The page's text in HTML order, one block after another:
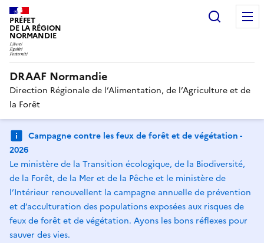
PRÉFET
DE LA RÉGION
NORMANDIE
DRAAF Normandie
Direction Régionale de l’Alimentation, de l’Agriculture et de
la Forêt
Campagne contre les feux de forêt et de végétation -
2026
Le ministère de la Transition écologique, de la Biodiversité,
de la Forêt, de la Mer et de la Pêche et le ministère de
l’Intérieur renouvellent la campagne annuelle de prévention
et d’acculturation des populations exposées aux risques de
feux de forêt et de végétation. Ayons les bons réflexes pour
sauver des vies.